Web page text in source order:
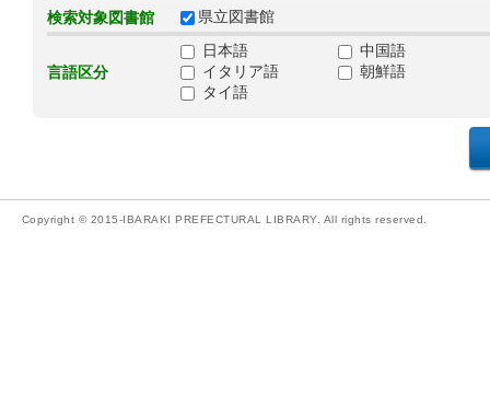
検索対象図書館 県立図書館
言語区分
日本語
中国語
イタリア語
朝鮮語
タイ語
Copyright © 2015-IBARAKI PREFECTURAL LIBRARY. All rights reserved.